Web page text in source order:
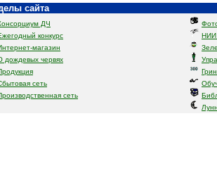
сайта
ДЧ
конкурс
магазин
дождевых червях
сеть
сеть
НИИ